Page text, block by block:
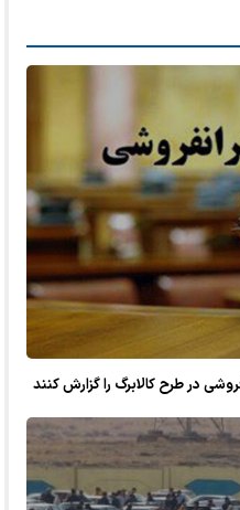
در طرح کالابرگ را گزارش کنند